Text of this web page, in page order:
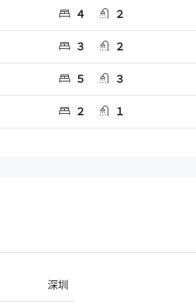
４ ２
３ ２
５ ３
２ １
深圳